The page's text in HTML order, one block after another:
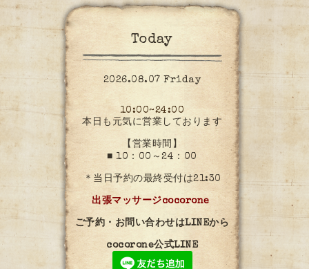
Today
2026.08.07 Friday
10:00~24:00
本日も元気に営業しております
【営業時間】
■ 10：00～24：00
＊当日予約の最終受付は21:30
出張マッサージcocorone
ご予約・お問い合わせはLINEから
cocorone公式LINE